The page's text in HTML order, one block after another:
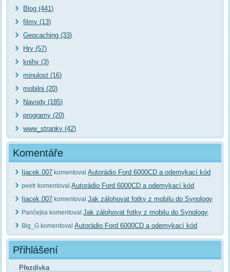
Blog (441)
filmy (13)
Geocaching (33)
Hry (57)
knihy (3)
minulost (16)
mobilni (20)
Navody (185)
programy (20)
www_stranky (42)
Komentáře
Ijacek.007 komentovalAutorádio Ford 6000CD a odemykací kód
peetr komentovalAutorádio Ford 6000CD a odemykací kód
Ijacek.007 komentovalJak zálohovat fotky z mobilu do Synology
Pančejka komentovalJak zálohovat fotky z mobilu do Synology
Big_G komentovalAutorádio Ford 6000CD a odemykací kód
Přihlášení
Přezdívka